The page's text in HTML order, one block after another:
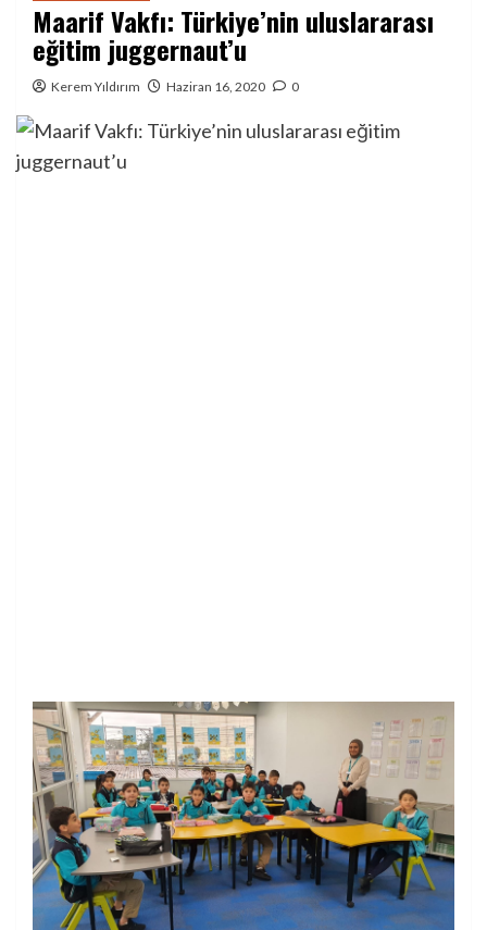
Maarif Vakfı: Türkiye’nin uluslararası
eğitim juggernaut’u
Kerem Yıldırım Haziran 16, 2020 0